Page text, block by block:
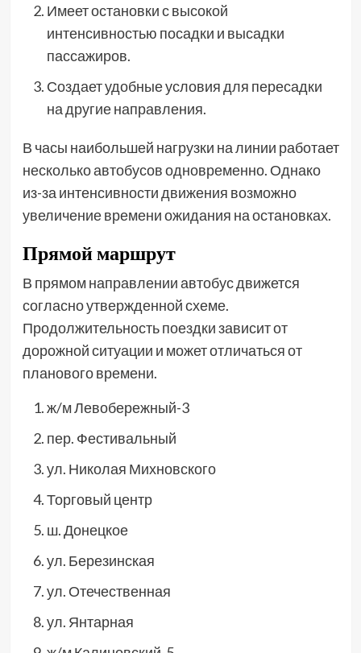
Имеет остановки с высокой
интенсивностью посадки и высадки
пассажиров.
Создает удобные условия для пересадки
на другие направления.
В часы наибольшей нагрузки на линии работает
несколько автобусов одновременно. Однако
из-за интенсивности движения возможно
увеличение времени ожидания на остановках.
Прямой маршрут
В прямом направлении автобус движется
согласно утвержденной схеме.
Продолжительность поездки зависит от
дорожной ситуации и может отличаться от
планового времени.
ж/м Левобережный-3
пер. Фестивальный
ул. Николая Михновского
Торговый центр
ш. Донецкое
ул. Березинская
ул. Отечественная
ул. Янтарная